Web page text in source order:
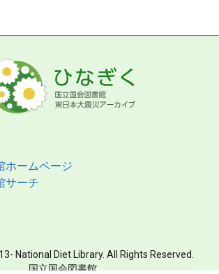
ホームページ
サーチ
National Diet Library. All Rights Reserved.